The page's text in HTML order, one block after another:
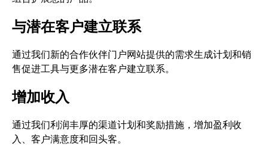
与潜在客户建立联系
通过我们新的合作伙伴门户网站提供的需求生成计划和销
售促进工具与更多潜在客户建立联系。
增加收入
通过我们利润丰厚的渠道计划和奖励措施，增加盈利收
入、客户满意度和回头客。